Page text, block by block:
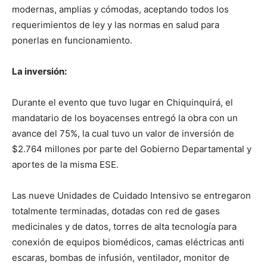
modernas, amplias y cómodas, aceptando todos los
requerimientos de ley y las normas en salud para
ponerlas en funcionamiento.
La inversión:
Durante el evento que tuvo lugar en Chiquinquirá, el
mandatario de los boyacenses entregó la obra con un
avance del 75%, la cual tuvo un valor de inversión de
$2.764 millones por parte del Gobierno Departamental y
aportes de la misma ESE.
Las nueve Unidades de Cuidado Intensivo se entregaron
totalmente terminadas, dotadas con red de gases
medicinales y de datos, torres de alta tecnología para
conexión de equipos biomédicos, camas eléctricas anti
escaras, bombas de infusión, ventilador, monitor de